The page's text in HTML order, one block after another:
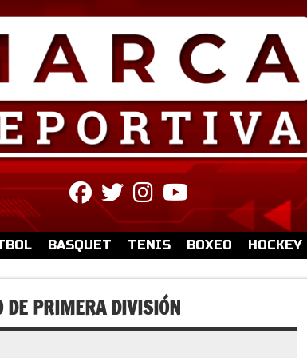
fab
fa-
facebook
fab
fa-
twitter
fab
fa-
instagram
fa-
youtube
BASQUET TENIS BOXEO HOCKEY
DE PRIMERA DIVISIÓN